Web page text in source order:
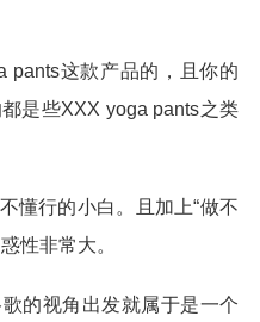
pants这款产品的，且你的
是些XXX yoga pants之类
懂行的小白。且加上“做不
性非常大。
的视角出发就属于是一个